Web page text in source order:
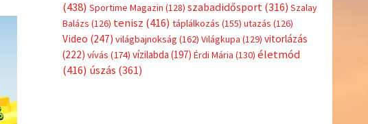
(438) Sportime Magazin (128) szabadidősport (316) Szalay
Balázs (126) tenisz (416) táplálkozás (155) utazás (126)
Video (247) világbajnokság (162) Világkupa (129) vitorlázás
(222) vívás (174) vízilabda (197) Érdi Mária (130) életmód
(416) úszás (361)